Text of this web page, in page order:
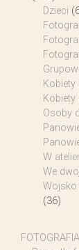
Dzieci
Kobiety
Osoby
W
We
Wojsko
(36)